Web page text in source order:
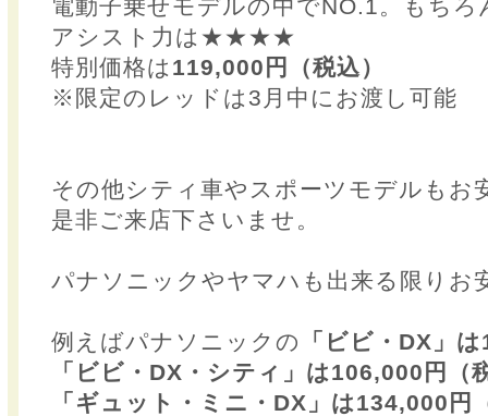
電動子乗せモデルの中でNO.1。もちろ
アシスト力は★★★★
特別価格は 119,000円（税込）
※限定のレッドは3月中にお渡し可能
その他シティ車やスポーツモデルもお
是非ご来店下さいませ。
パナソニックやヤマハも出来る限りお
例えばパナソニックの
「ビビ・DX」
「ビビ・DX・シティ」は106,000円（
「ギュット・ミニ・DX」は134,000円